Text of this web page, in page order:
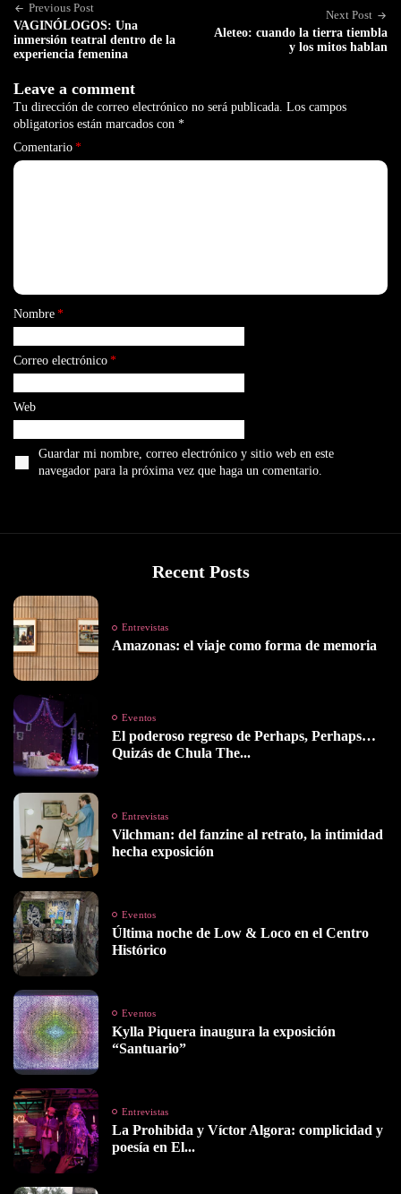
Previous Post
VAGINÓLOGOS: Una
inmersión teatral dentro de la
experiencia femenina
Next Post
Aleteo: cuando la tierra tiembla
y los mitos hablan
Leave a comment
Tu dirección de correo electrónico no será publicada. Los campos
obligatorios están marcados con *
Comentario *
Nombre *
Correo electrónico *
Web
Guardar mi nombre, correo electrónico y sitio web en este
navegador para la próxima vez que haga un comentario.
Recent Posts
Entrevistas
Amazonas: el viaje como forma de memoria
Eventos
El poderoso regreso de Perhaps, Perhaps…
Quizás de Chula The...
Entrevistas
Vilchman: del fanzine al retrato, la intimidad
hecha exposición
Eventos
Última noche de Low & Loco en el Centro
Histórico
Eventos
Kylla Piquera inaugura la exposición
“Santuario”
Entrevistas
La Prohibida y Víctor Algora: complicidad y
poesía en El...